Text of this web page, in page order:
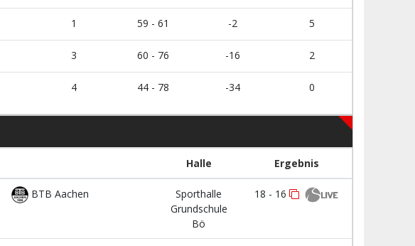
1 59 - 61 -2 5
3 60 - 76 -16 2
4 44 - 78 -34 0
Halle Ergebnis
BTB Aachen
Sporthalle
Grundschule
Bö
18 - 16